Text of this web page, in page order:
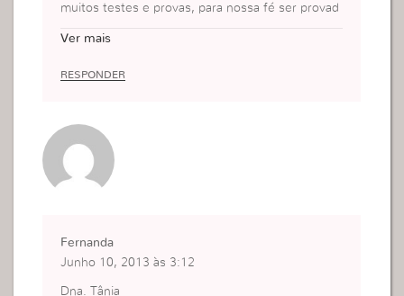
muitos testes e provas, para nossa fé ser provad
Ver mais
RESPONDER
Fernanda
Junho 10, 2013 às 3:12
Dna. Tânia